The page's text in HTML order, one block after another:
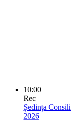
10:00
Rec
Ședința
2026